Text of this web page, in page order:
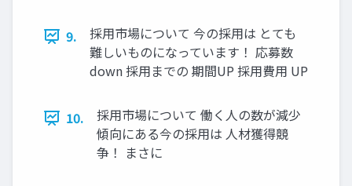
9.
採用市場について 今の採用は とても
難しいものになっています！ 応募数
down 採用までの 期間UP 採用費用 UP
10.
採用市場について 働く人の数が減少
傾向にある今の採用は 人材獲得競
争！ まさに